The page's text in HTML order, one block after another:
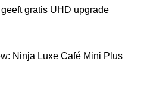
gratis UHD upgrade
Ninja Luxe Café Mini Plus